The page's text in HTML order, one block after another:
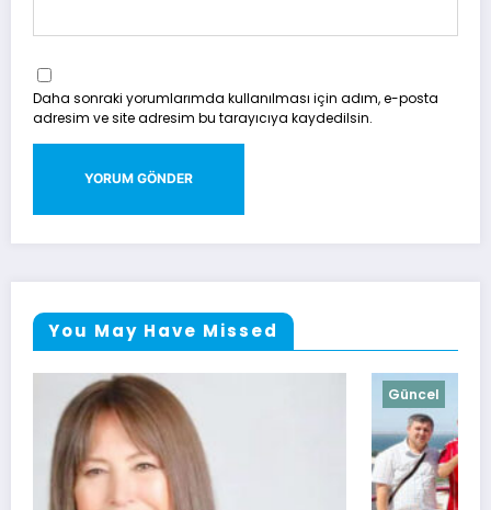
Daha sonraki yorumlarımda kullanılması için adım, e-posta
adresim ve site adresim bu tarayıcıya kaydedilsin.
You May Have Missed
Güncel